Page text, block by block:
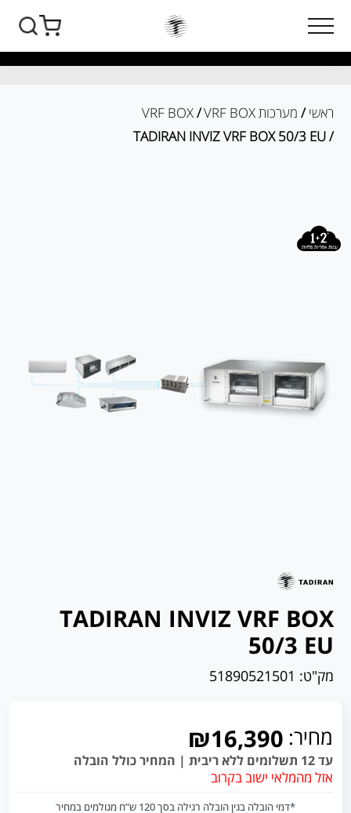
ראשי / מערכות VRF BOX /
VRF BOX
/ TADIRAN INVIZ VRF BOX 50/3 EU
TADIRAN INVIZ VRF BOX
50/3 EU
מק"ט: 51890521501
מחיר: ₪16,390
עד 12 תשלומים ללא ריבית | המחיר כולל הובלה
אזל מהמלאי ישוב בקרוב
*דמי הובלה בגין הובלה רגילה בסך 120 ש”ח מגולמים במחיר